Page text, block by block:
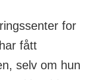
for
fått
selv om hun